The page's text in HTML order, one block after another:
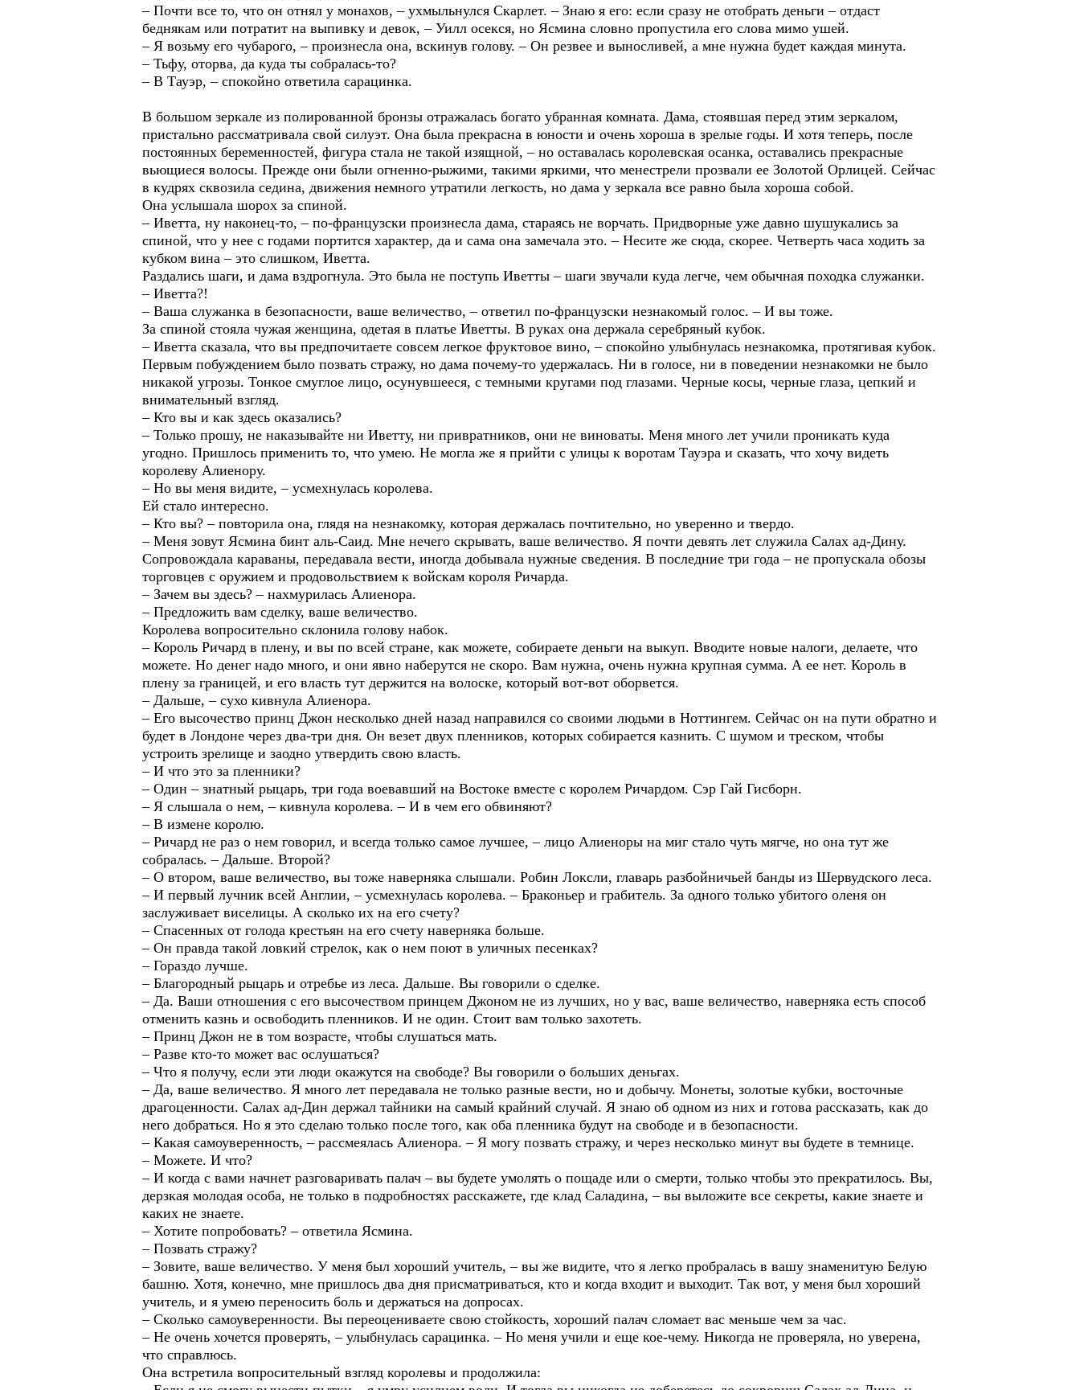
– Почти все то, что он отнял у монахов, – ухмыльнулся Скарлет. – Знаю я его: если сразу не отобрать деньги – отдаст
беднякам или потратит на выпивку и девок, – Уилл осекся, но Ясмина словно пропустила его слова мимо ушей.
– Я возьму его чубарого, – произнесла она, вскинув голову. – Он резвее и выносливей, а мне нужна будет каждая минута.
– Тьфу, оторва, да куда ты собралась-то?
– В Тауэр, – спокойно ответила сарацинка.
В большом зеркале из полированной бронзы отражалась богато убранная комната. Дама, стоявшая перед этим зеркалом,
пристально рассматривала свой силуэт. Она была прекрасна в юности и очень хороша в зрелые годы. И хотя теперь, после
постоянных беременностей, фигура стала не такой изящной, – но оставалась королевская осанка, оставались прекрасные
вьющиеся волосы. Прежде они были огненно-рыжими, такими яркими, что менестрели прозвали ее Золотой Орлицей. Сейчас
в кудрях сквозила седина, движения немного утратили легкость, но дама у зеркала все равно была хороша собой.
Она услышала шорох за спиной.
– Иветта, ну наконец-то, – по-французски произнесла дама, стараясь не ворчать. Придворные уже давно шушукались за
спиной, что у нее с годами портится характер, да и сама она замечала это. – Несите же сюда, скорее. Четверть часа ходить за
кубком вина – это слишком, Иветта.
Раздались шаги, и дама вздрогнула. Это была не поступь Иветты – шаги звучали куда легче, чем обычная походка служанки.
– Иветта?!
– Ваша служанка в безопасности, ваше величество, – ответил по-французски незнакомый голос. – И вы тоже.
За спиной стояла чужая женщина, одетая в платье Иветты. В руках она держала серебряный кубок.
– Иветта сказала, что вы предпочитаете совсем легкое фруктовое вино, – спокойно улыбнулась незнакомка, протягивая кубок.
Первым побуждением было позвать стражу, но дама почему-то удержалась. Ни в голосе, ни в поведении незнакомки не было
никакой угрозы. Тонкое смуглое лицо, осунувшееся, с темными кругами под глазами. Черные косы, черные глаза, цепкий и
внимательный взгляд.
– Кто вы и как здесь оказались?
– Только прошу, не наказывайте ни Иветту, ни привратников, они не виноваты. Меня много лет учили проникать куда
угодно. Пришлось применить то, что умею. Не могла же я прийти с улицы к воротам Тауэра и сказать, что хочу видеть
королеву Алиенору.
– Но вы меня видите, – усмехнулась королева.
Ей стало интересно.
– Кто вы? – повторила она, глядя на незнакомку, которая держалась почтительно, но уверенно и твердо.
– Меня зовут Ясмина бинт аль-Саид. Мне нечего скрывать, ваше величество. Я почти девять лет служила Салах ад-Дину.
Сопровождала караваны, передавала вести, иногда добывала нужные сведения. В последние три года – не пропускала обозы
торговцев с оружием и продовольствием к войскам короля Ричарда.
– Зачем вы здесь? – нахмурилась Алиенора.
– Предложить вам сделку, ваше величество.
Королева вопросительно склонила голову набок.
– Король Ричард в плену, и вы по всей стране, как можете, собираете деньги на выкуп. Вводите новые налоги, делаете, что
можете. Но денег надо много, и они явно наберутся не скоро. Вам нужна, очень нужна крупная сумма. А ее нет. Король в
плену за границей, и его власть тут держится на волоске, который вот-вот оборвется.
– Дальше, – сухо кивнула Алиенора.
– Его высочество принц Джон несколько дней назад направился со своими людьми в Ноттингем. Сейчас он на пути обратно и
будет в Лондоне через два-три дня. Он везет двух пленников, которых собирается казнить. С шумом и треском, чтобы
устроить зрелище и заодно утвердить свою власть.
– И что это за пленники?
– Один – знатный рыцарь, три года воевавший на Востоке вместе с королем Ричардом. Сэр Гай Гисборн.
– Я слышала о нем, – кивнула королева. – И в чем его обвиняют?
– В измене королю.
– Ричард не раз о нем говорил, и всегда только самое лучшее, – лицо Алиеноры на миг стало чуть мягче, но она тут же
собралась. – Дальше. Второй?
– О втором, ваше величество, вы тоже наверняка слышали. Робин Локсли, главарь разбойничьей банды из Шервудского леса.
– И первый лучник всей Англии, – усмехнулась королева. – Браконьер и грабитель. За одного только убитого оленя он
заслуживает виселицы. А сколько их на его счету?
– Спасенных от голода крестьян на его счету наверняка больше.
– Он правда такой ловкий стрелок, как о нем поют в уличных песенках?
– Гораздо лучше.
– Благородный рыцарь и отребье из леса. Дальше. Вы говорили о сделке.
– Да. Ваши отношения с его высочеством принцем Джоном не из лучших, но у вас, ваше величество, наверняка есть способ
отменить казнь и освободить пленников. И не один. Стоит вам только захотеть.
– Принц Джон не в том возрасте, чтобы слушаться мать.
– Разве кто-то может вас ослушаться?
– Что я получу, если эти люди окажутся на свободе? Вы говорили о больших деньгах.
– Да, ваше величество. Я много лет передавала не только разные вести, но и добычу. Монеты, золотые кубки, восточные
драгоценности. Салах ад-Дин держал тайники на самый крайний случай. Я знаю об одном из них и готова рассказать, как до
него добраться. Но я это сделаю только после того, как оба пленника будут на свободе и в безопасности.
– Какая самоуверенность, – рассмеялась Алиенора. – Я могу позвать стражу, и через несколько минут вы будете в темнице.
– Можете. И что?
– И когда с вами начнет разговаривать палач – вы будете умолять о пощаде или о смерти, только чтобы это прекратилось. Вы,
дерзкая молодая особа, не только в подробностях расскажете, где клад Саладина, – вы выложите все секреты, какие знаете и
каких не знаете.
– Хотите попробовать? – ответила Ясмина.
– Позвать стражу?
– Зовите, ваше величество. У меня был хороший учитель, – вы же видите, что я легко пробралась в вашу знаменитую Белую
башню. Хотя, конечно, мне пришлось два дня присматриваться, кто и когда входит и выходит. Так вот, у меня был хороший
учитель, и я умею переносить боль и держаться на допросах.
– Сколько самоуверенности. Вы переоцениваете свою стойкость, хороший палач сломает вас меньше чем за час.
– Не очень хочется проверять, – улыбнулась сарацинка. – Но меня учили и еще кое-чему. Никогда не проверяла, но уверена,
что справлюсь.
Она встретила вопросительный взгляд королевы и продолжила: